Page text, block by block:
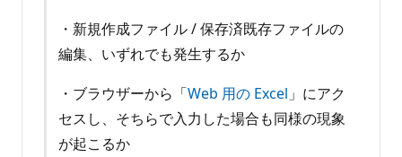
・新規作成ファイル / 保存済既存ファイルの
編集、いずれでも発生するか
・ブラウザーから「Web 用の Excel 」にアク
セスし、そちらで入力した場合も同様の現象
が起こるか